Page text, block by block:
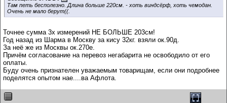
Там петь бесполезно. Длина больше 220см. - хоть виндсёрф, хоть чемодан.
Очень не мало берут((.
Точнее сумма 3х измерений НЕ БОЛЬШЕ 203см!
Год назад из Шарма в Москву за кису 32кг. взяли ок.90д.
За неё же из Москвы ок.270е.
Причём согласование на перевоз негабарита не освободило от его
оплаты.
Буду очень признателен уважаемым товарищам, если они подробнее
поделятся опытом нае....ва Афлота.